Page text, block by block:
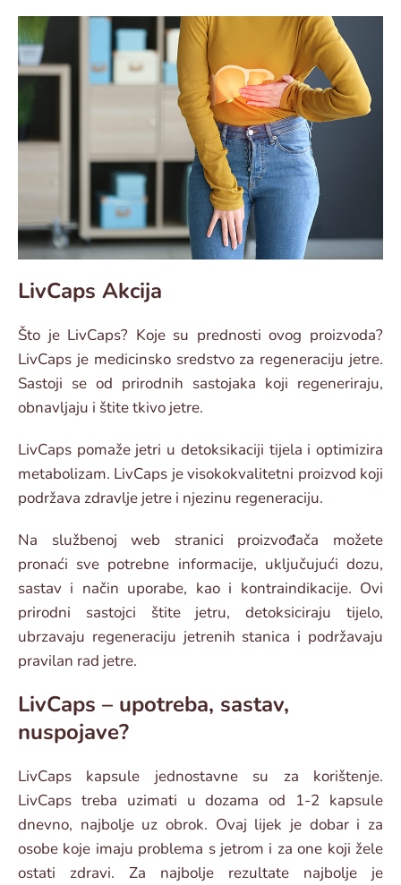
LivCaps Akcija
Što je LivCaps? Koje su prednosti ovog proizvoda?
LivCaps je medicinsko sredstvo za regeneraciju jetre.
Sastoji se od prirodnih sastojaka koji regeneriraju,
obnavljaju i štite tkivo jetre.
LivCaps pomaže jetri u detoksikaciji tijela i optimizira
metabolizam. LivCaps je visokokvalitetni proizvod koji
podržava zdravlje jetre i njezinu regeneraciju.
Na službenoj web stranici proizvođača možete
pronaći sve potrebne informacije, uključujući dozu,
sastav i način uporabe, kao i kontraindikacije. Ovi
prirodni sastojci štite jetru, detoksiciraju tijelo,
ubrzavaju regeneraciju jetrenih stanica i podržavaju
pravilan rad jetre.
LivCaps – upotreba, sastav,
nuspojave?
LivCaps kapsule jednostavne su za korištenje.
LivCaps treba uzimati u dozama od 1-2 kapsule
dnevno, najbolje uz obrok. Ovaj lijek je dobar i za
osobe koje imaju problema s jetrom i za one koji žele
ostati zdravi. Za najbolje rezultate najbolje je